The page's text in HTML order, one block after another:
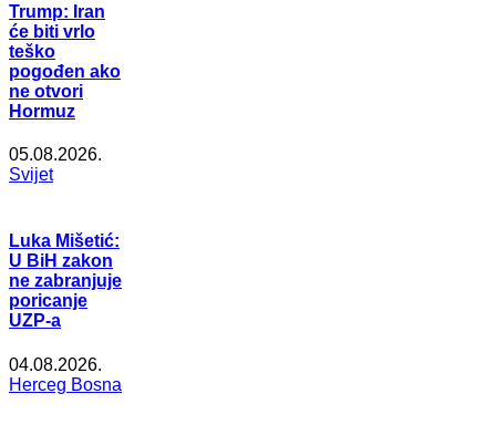
Trump: Iran
će biti vrlo
teško
pogođen ako
ne otvori
Hormuz
05.08.2026.
Svijet
Luka Mišetić:
U BiH zakon
ne zabranjuje
poricanje
UZP-a
04.08.2026.
Herceg Bosna